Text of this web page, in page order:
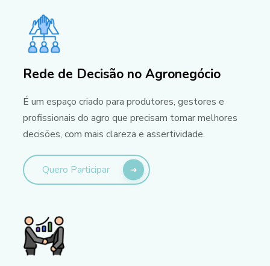
Rede de Decisão no Agronegócio
É um espaço criado para produtores, gestores e
profissionais do agro que precisam tomar melhores
decisões, com mais clareza e assertividade.
Quero Participar